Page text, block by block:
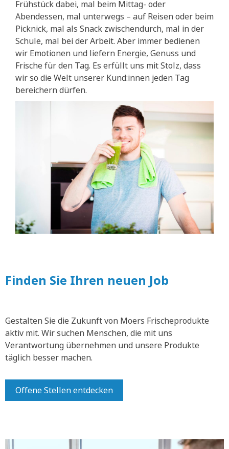
Frühstück dabei, mal beim Mittag- oder
Abendessen, mal unterwegs – auf Reisen oder beim
Picknick, mal als Snack zwischendurch, mal in der
Schule, mal bei der Arbeit. Aber immer bedienen
wir Emotionen und liefern Energie, Genuss und
Frische für den Tag. Es erfüllt uns mit Stolz, dass
wir so die Welt unserer Kund:innen jeden Tag
bereichern dürfen.
Finden Sie Ihren neuen Job
Gestalten Sie die Zukunft von Moers Frischeprodukte
aktiv mit. Wir suchen Menschen, die mit uns
Verantwortung übernehmen und unsere Produkte
täglich besser machen.
Offene Stellen entdecken